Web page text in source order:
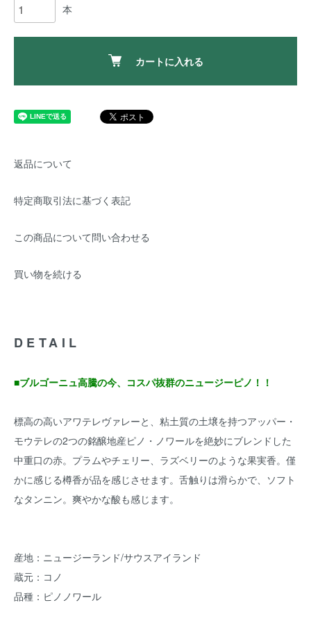
本
カートに入れる
返品について
特定商取引法に基づく表記
この商品について問い合わせる
買い物を続ける
DETAIL
■ブルゴーニュ高騰の今、コスパ抜群のニュージーピノ！！
標高の高いアワテレヴァレーと、粘土質の土壌を持つアッパー・
モウテレの2つの銘醸地産ピノ・ノワールを絶妙にブレンドした
中重口の赤。プラムやチェリー、ラズベリーのような果実香。僅
かに感じる樽香が品を感じさせます。舌触りは滑らかで、ソフト
なタンニン。爽やかな酸も感じます。
産地：ニュージーランド/サウスアイランド
蔵元：コノ
品種：ピノノワール